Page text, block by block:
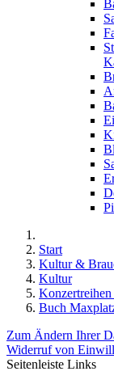
Start
Kultur &
Kultur
Buch
Zum Ändern Ihrer
Widerruf von
Seitenleiste Links